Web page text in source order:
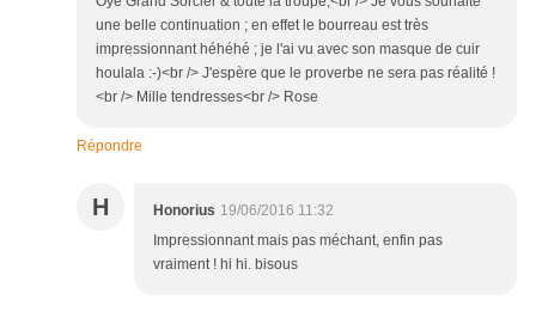
une belle continuation ; en effet le bourreau est très
impressionnant héhéhé ; je l'ai vu avec son masque de cuir
houlala :-)<br /> J'espère que le proverbe ne sera pas réalité !
<br /> Mille tendresses<br /> Rose
Répondre
H Honorius 19/06/2016 11:32
Impressionnant mais pas méchant, enfin pas
vraiment ! hi hi. bisous